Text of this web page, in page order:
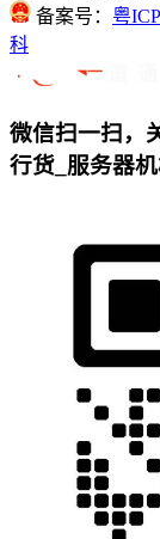
备案号： 粤
科
微信扫一扫，
行货_服务器